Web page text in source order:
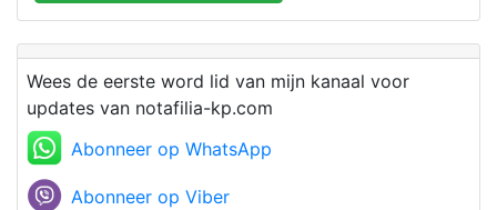
Wees de eerste word lid van mijn kanaal voor
updates van notafilia-kp.com
Abonneer op WhatsApp
Abonneer op Viber